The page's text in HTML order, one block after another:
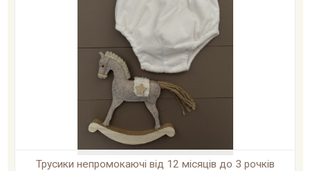
Трусики непромокаючі від 12 місяців до 3 рочків